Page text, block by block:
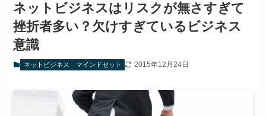
ネットビジネスはリスクが無さすぎて
挫折者多い？欠けすぎているビジネス
意識
ネットビジネス マインドセット 2015年12月24日